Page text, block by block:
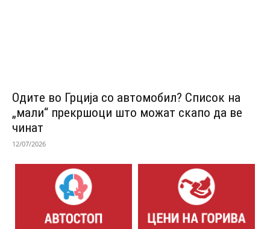
Одитe во Грција со автомобил? Список на
„мали“ прекршоци што можат скапо да ве
чинат
12/07/2026